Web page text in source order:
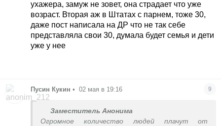
ухажера, замуж не зовет, она страдает что уже
возраст. Вторая аж в Штатах с парнем, тоже 30,
даже пост написала на ДР что не так себе
представляла свои 30, думала будет семья и дети
уже у нее
Пусин Кукин • 02 мая в 19:16 9
Заместитель Анонима
Огромное количество людей плачут от